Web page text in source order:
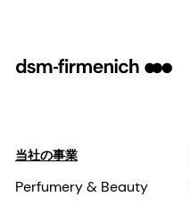
当社の事業
Perfumery & Beauty